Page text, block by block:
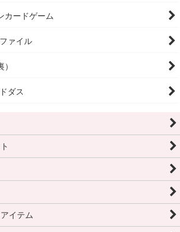
カードゲーム
ァイル
ダス
イテム